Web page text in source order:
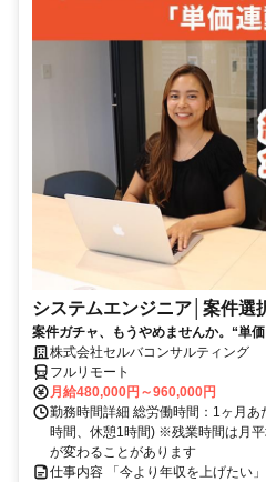
システムエンジニア│案件選
案件ガチャ、もうやめませんか。“単
株式会社セルバコンサルティング
フルリモート
月給480,000円～960,000円
勤務時間詳細 総労働時間：1ヶ月
時間、休憩1時間) ※残業時間は月
が変わることがあります
仕事内容 「今より年収を上げたい